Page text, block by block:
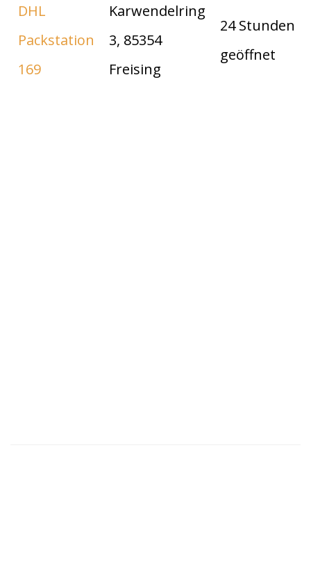
DHL
Packstation
169
Karwendelring
3, 85354
Freising
24 Stunden
geöffnet